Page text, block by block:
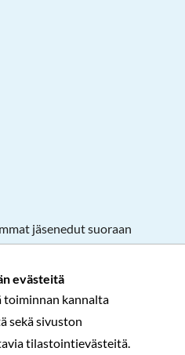
evästeitä
toiminnan kannalta
sekä sivuston
tilastointievästeitä.
jäsenedut suoraan